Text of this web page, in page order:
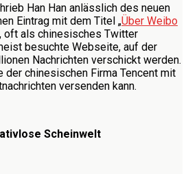
Han Han anlässlich des neuen
Eintrag mit dem Titel „Über Weibo
, oft als chinesisches Twitter
besuchte Webseite, auf der
Nachrichten verschickt werden.
der chinesischen Firma Tencent mit
versenden kann.
Scheinwelt